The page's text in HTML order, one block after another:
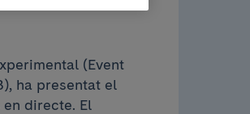
(Event
ha presentat el
directe. El